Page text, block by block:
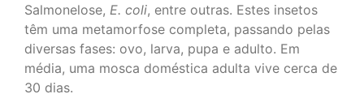
Salmonelose, E. coli, entre outras. Estes insetos
têm uma metamorfose completa, passando pelas
diversas fases: ovo, larva, pupa e adulto. Em
média, uma mosca doméstica adulta vive cerca de
30 dias.